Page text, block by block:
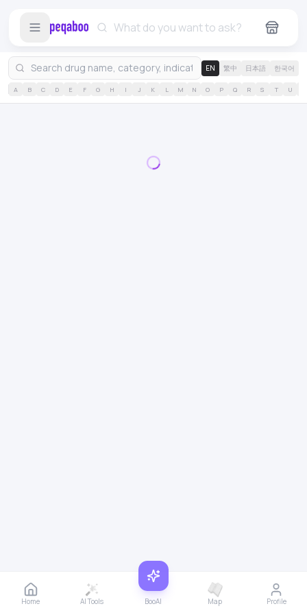
EN 繁中 日本語 한국어
A B C D E F G H I J K L M N O P Q R S T U
Home AI Tools BooAI Map Profile